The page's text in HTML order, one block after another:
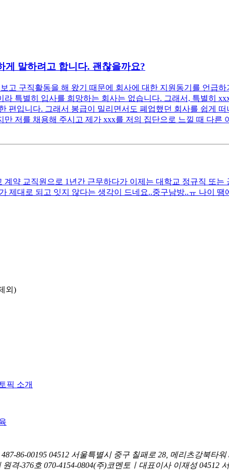
게 말하려고 합니다. 괜찮을까요?
고 구직활동을 해 왔기 때문에 회사에 대한 지원동기를 언급
특별히 입사를 희망하는 회사는 없습니다. 그래서, 특별히
편입니다. 그래서 봉급이 밀리면서도 폐업했던 회사를 쉽게
저를 채용해 주시고 제가 xxx를 저의 집단으로 느낄 때 다
약 교직원으로 1년간 근무하다가 이제는 대학교 정규직 또
제대로 되고 잇지 않다는 생각이 드네요..중구남방..ㅠ 나이
외)
픽 소개
86-00195 04512 서울특별시 중구 칠패로 28, 메리츠강북타워
원격-376호 070-4154-0804(주)코멘토ㅣ대표이사 이재성 04512